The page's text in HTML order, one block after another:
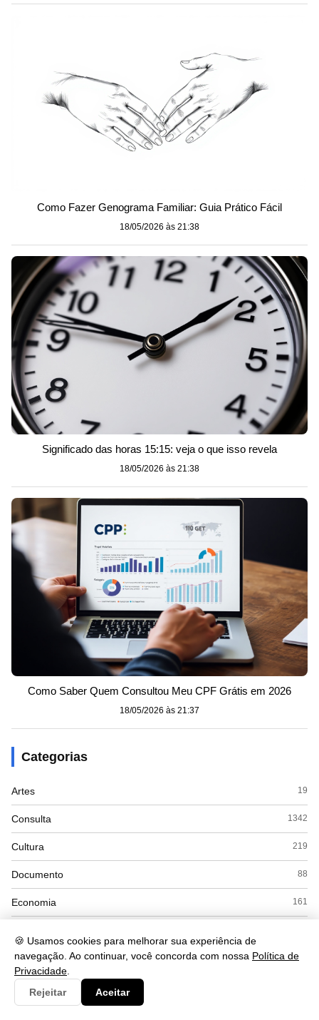
🍪 Usamos cookies para melhorar sua experiência de
navegação. Ao continuar, você concorda com nossa Política de
Privacidade
Rejeitar
Aceitar
Como Fazer Genograma Familiar: Guia Prático Fácil
18/05/2026 às 21:38
Significado das horas 15:15: veja o que isso revela
18/05/2026 às 21:38
Como Saber Quem Consultou Meu CPF Grátis em 2026
18/05/2026 às 21:37
Categorias
Artes 19
Consulta 1342
Cultura 219
Documento 88
Economia 161
Esporte